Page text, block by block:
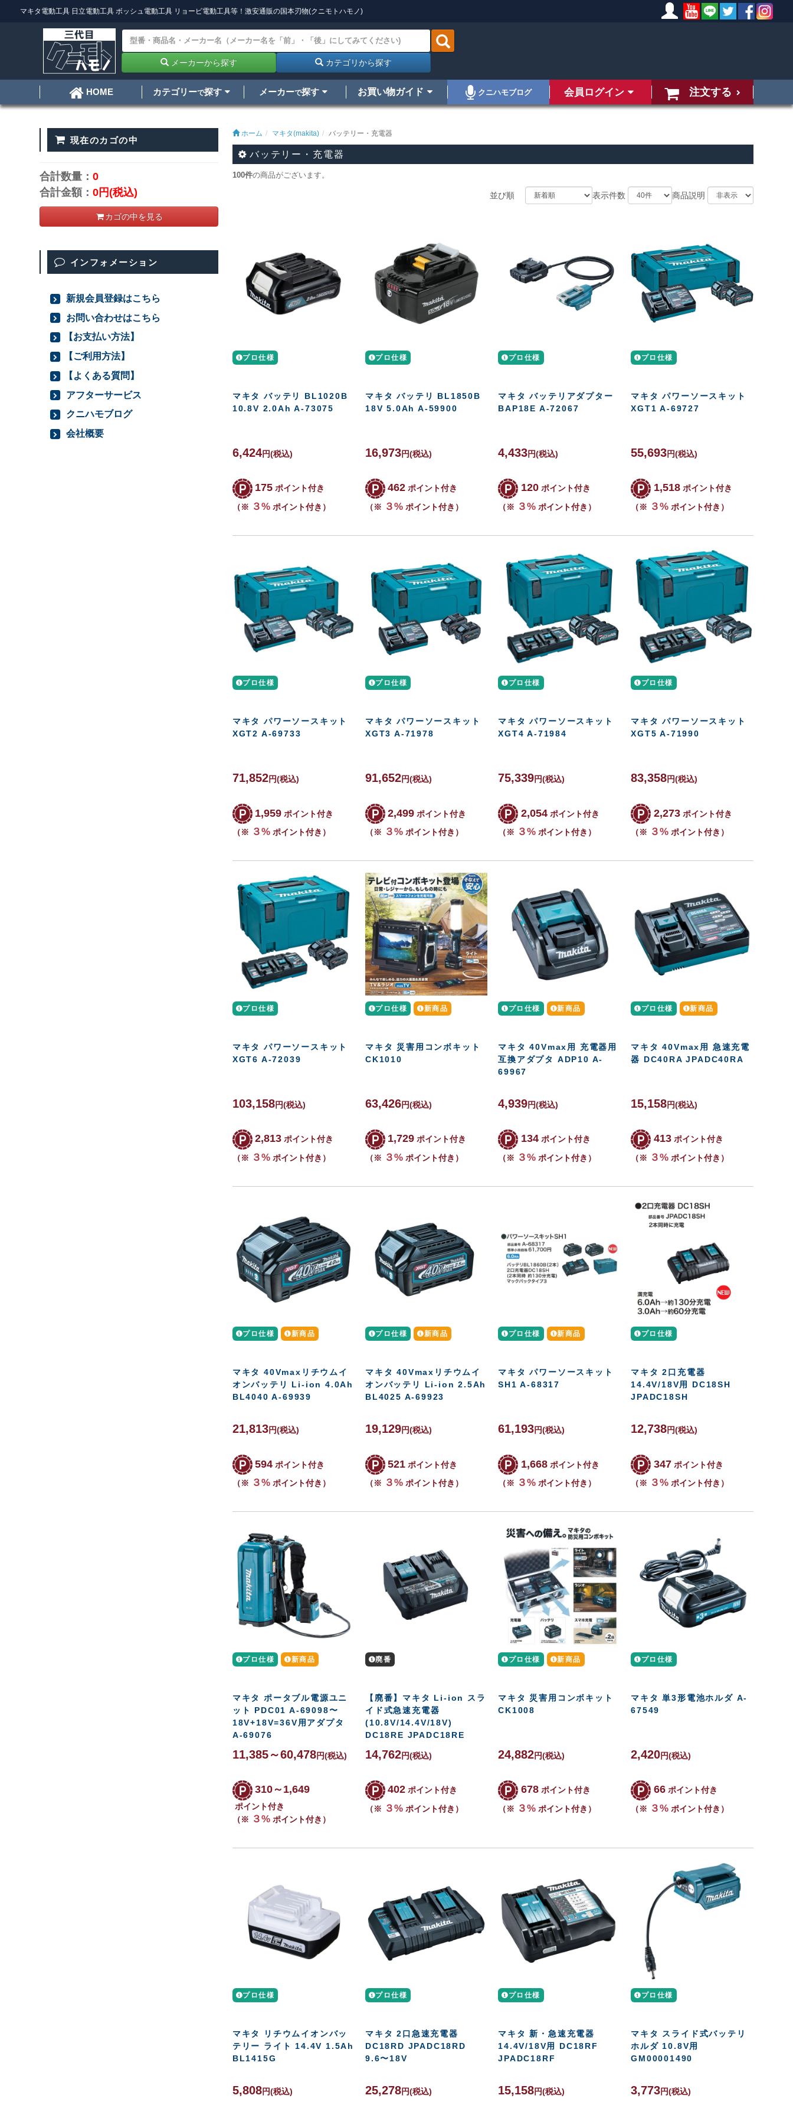
マキタ電動工具 日立電動工具 ボッシュ電動工具 リョービ電動工具等！激安通販の国本刃物(クニモトハモノ)
メーカーから探す カテゴリから探す
HOME カテゴリーで探す メーカーで探す お買い物ガイド クニハモブログ 会員ログイン 注文する
ホーム マキタ(makita) バッテリー・充電器
バッテリー・充電器
100件の商品がございます。
並び順 表示件数 商品説明
プロ仕様
マキタ バッテリ BL1020B
10.8V 2.0Ah A-73075
6,424円(税込)
175 ポイント付き
（※ ３%ポイント付き）
プロ仕様
マキタ バッテリ BL1850B
18V 5.0Ah A-59900
16,973円(税込)
462 ポイント付き
（※ ３%ポイント付き）
プロ仕様
マキタ バッテリアダプター
BAP18E A-72067
4,433円(税込)
120ポイント付き
（※ ３% ポイント付き）
プロ仕様
マキタ パワーソースキット
XGT1 A-69727
55,693円(税込)
1,518ポイント付き
（※ ３% ポイント付き）
プロ仕様
マキタ パワーソースキット
XGT2 A-69733
71,852円(税込)
1,959 ポイント付き
（※ ３%ポイント付き）
プロ仕様
マキタ パワーソースキット
XGT3 A-71978
91,652円(税込)
2,499 ポイント付き
（※ ３%ポイント付き）
プロ仕様
マキタ パワーソースキット
XGT4 A-71984
75,339円(税込)
2,054ポイント付き
（※ ３% ポイント付き）
プロ仕様
マキタ パワーソースキット
XGT5 A-71990
83,358円(税込)
2,273ポイント付き
（※ ３% ポイント付き）
プロ仕様
マキタ パワーソースキット
XGT6 A-72039
103,158円(税込)
2,813 ポイント付き
（※ ３%ポイント付き）
プロ仕様 新商品
マキタ 災害用コンボキット
CK1010
63,426円(税込)
1,729 ポイント付き
（※ ３%ポイント付き）
プロ仕様 新商品
マキタ 40Vmax用 充電器用
互換アダプタ ADP10 A-
69967
4,939円(税込)
134ポイント付き
（※ ３% ポイント付き）
プロ仕様 新商品
マキタ 40Vmax用 急速充電
器 DC40RA JPADC40RA
15,158円(税込)
413ポイント付き
（※ ３% ポイント付き）
プロ仕様 新商品
マキタ 40Vmaxリチウムイ
オンバッテリ Li-ion 4.0Ah
BL4040 A-69939
21,813円(税込)
594 ポイント付き
（※ ３%ポイント付き）
プロ仕様 新商品
マキタ 40Vmaxリチウムイ
オンバッテリ Li-ion 2.5Ah
BL4025 A-69923
19,129円(税込)
521 ポイント付き
（※ ３%ポイント付き）
プロ仕様 新商品
マキタ パワーソースキット
SH1 A-68317
61,193円(税込)
1,668ポイント付き
（※ ３% ポイント付き）
プロ仕様
マキタ 2口充電器
14.4V/18V用 DC18SH
JPADC18SH
12,738円(税込)
347ポイント付き
（※ ３% ポイント付き）
プロ仕様 新商品
マキタ ポータブル電源ユニ
ット PDC01 A-69098〜
18V+18V=36V用アダプタ
A-69076
11,385～60,478円(税込)
310～1,649
ポイント付き
（※ ３%ポイント付き）
廃番
【廃番】マキタ Li-ion スラ
イド式急速充電器
(10.8V/14.4V/18V)
DC18RE JPADC18RE
14,762円(税込)
402 ポイント付き
（※ ３%ポイント付き）
プロ仕様 新商品
マキタ 災害用コンボキット
CK1008
24,882円(税込)
678ポイント付き
（※ ３% ポイント付き）
プロ仕様
マキタ 単3形電池ホルダ A-
67549
2,420円(税込)
66ポイント付き
（※ ３% ポイント付き）
プロ仕様
マキタ リチウムイオンバッ
テリー ライト 14.4V 1.5Ah
BL1415G
5,808円(税込)
プロ仕様
マキタ 2口急速充電器
DC18RD JPADC18RD
9.6〜18V
25,278円(税込)
プロ仕様
マキタ 新・急速充電器
14.4V/18V用 DC18RF
JPADC18RF
15,158円(税込)
プロ仕様
マキタ スライド式バッテリ
ホルダ 10.8V用
GM00001490
3,773円(税込)
現在のカゴの中
合計数量：0
合計金額：0円(税込)
カゴの中を見る
インフォメーション
新規会員登録はこちら
お問い合わせはこちら
【お支払い方法】
【ご利用方法】
【よくある質問】
アフターサービス
クニハモブログ
会社概要